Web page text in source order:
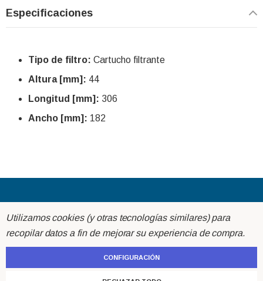
Especificaciones
Tipo de filtro: Cartucho filtrante
Altura [mm]: 44
Longitud [mm]: 306
Ancho [mm]: 182
Acerca de
Ayuda
Utilizamos cookies (y otras tecnologías similares) para
recopilar datos a fin de mejorar su experiencia de compra.
CONFIGURACIÓN